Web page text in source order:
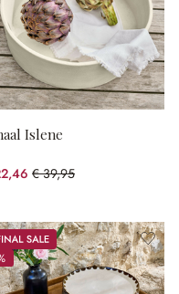
Islene
€ 39,95
(43.78% gespart)